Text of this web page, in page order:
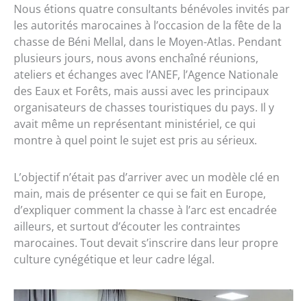
Nous étions quatre consultants bénévoles invités par
les autorités marocaines à l’occasion de la fête de la
chasse de Béni Mellal, dans le Moyen-Atlas. Pendant
plusieurs jours, nous avons enchaîné réunions,
ateliers et échanges avec l’ANEF, l’Agence Nationale
des Eaux et Forêts, mais aussi avec les principaux
organisateurs de chasses touristiques du pays. Il y
avait même un représentant ministériel, ce qui
montre à quel point le sujet est pris au sérieux.
L’objectif n’était pas d’arriver avec un modèle clé en
main, mais de présenter ce qui se fait en Europe,
d’expliquer comment la chasse à l’arc est encadrée
ailleurs, et surtout d’écouter les contraintes
marocaines. Tout devait s’inscrire dans leur propre
culture cynégétique et leur cadre légal.